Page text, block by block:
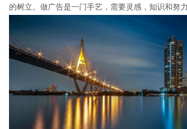
的树立。做广告是一门手艺，需要灵感，知识和努力